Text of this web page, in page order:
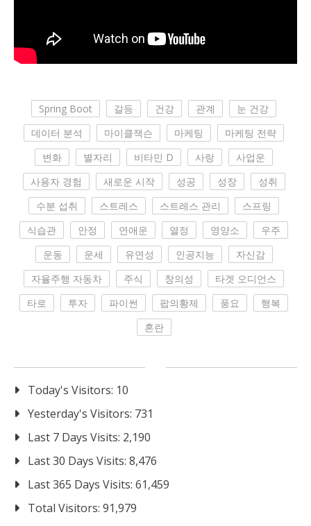
Spring Boot 갈등 건강 관계
눈 건강
데이터 분석
마이클잭슨 마케팅
마케팅 전략
변화
별자리 비타민 D 사랑
사업운
사용자 경험
새로운 시작 성공 성장
성취
수분 섭취
스트레스 스트레스 관리
스프링
식습관
안정 연애운 열정 영양소
우주
운동
운세 유연성 인공지능
자신감
자율주행 자동차
주식 창의성
타겟 오디언스
타로
투자 파이썬 팝의황제 풍요
행복
혼란
Today's Visitors: 10
Yesterday's Visitors: 731
Last 7 Days Visits: 2,190
Last 30 Days Visits: 8,476
Last 365 Days Visits: 61,459
Total Visitors: 91,979